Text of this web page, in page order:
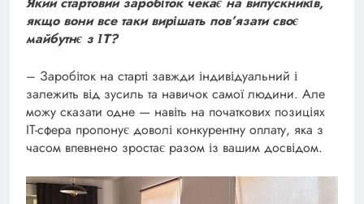
якщо вони все таки вирішать пов’язати своє
майбутнє з ІТ?
– Заробіток на старті завжди індивідуальний і
залежить від зусиль та навичок самої людини. Але
можу сказати одне — навіть на початкових позиціях
IT-сфера пропонує доволі конкурентну оплату, яка з
часом впевнено зростає разом із вашим досвідом.